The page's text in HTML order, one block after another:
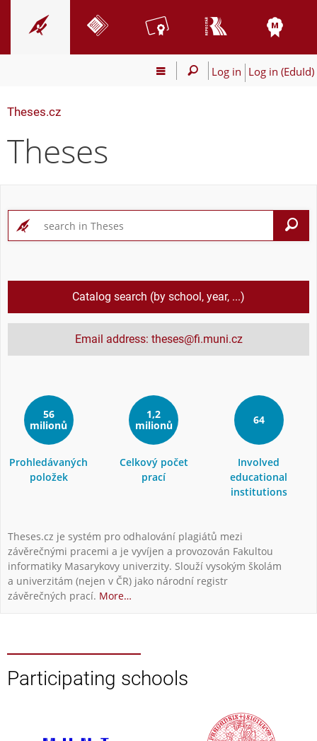
Log in Log in (EduId)
Theses.cz
Theses
Catalog search (by school, year, ...)
Email address: theses@fi.muni.cz
56
milionů
Prohledávaných
položek
1,2
milionů
Celkový počet
prací
64
Involved
educational
institutions
Theses.cz je systém pro odhalování plagiátů mezi
závěrečnými pracemi a je vyvíjen a provozován Fakultou
informatiky Masarykovy univerzity. Slouží vysokým školám
a univerzitám (nejen v ČR) jako národní registr
závěrečných prací. More…
Participating schools